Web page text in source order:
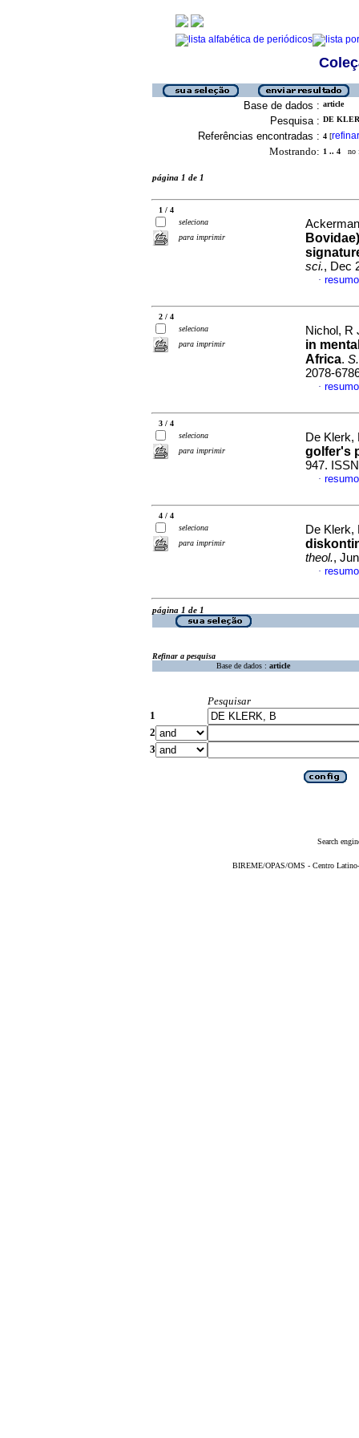
Base de dados : article
Pesquisa : DE
Referências encontradas : 4 [refinar
Mostrando: 1 .. 4 no
página 1 de 1
1 / 4
seleciona
para imprimir
sci., Dec
·
2 / 4
seleciona
para imprimir
Nichol, R
in
Africa.
2078-
·
3 / 4
seleciona
para imprimir
De Klerk,
golfer's
947.
·
4 / 4
seleciona
para imprimir
De
theol.,
·
página 1 de 1
Refinar a pesquisa
Base de dados : article
Pesquisar
1
2
3
Search
BIREME/OPAS/OMS - Centro Latino-